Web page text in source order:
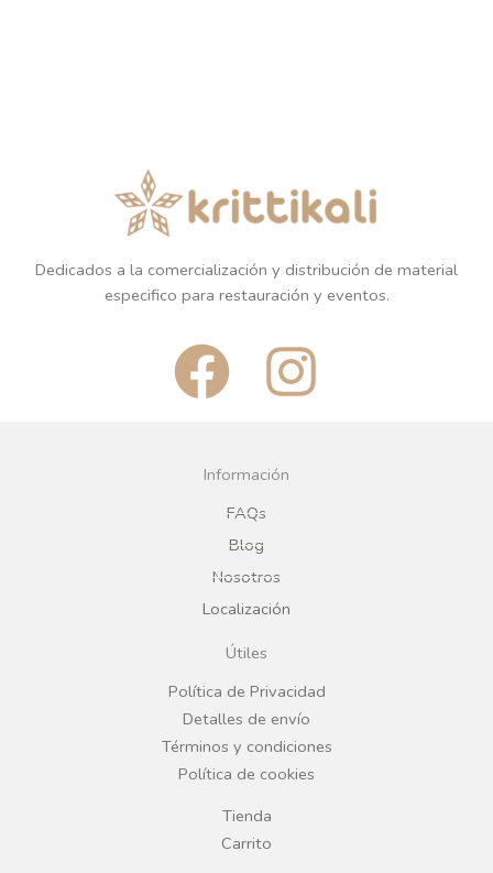
Dedicados a la comercialización y distribución de material
especifico para restauración y eventos.
F
a
c
e
b
o
o
k
I
n
g
r
a
Información
FAQs
Blog
Nosotros
Localización
Útiles
Política de Privacidad
Detalles de envío
Términos y condiciones
Política de cookies
Tienda
Carrito